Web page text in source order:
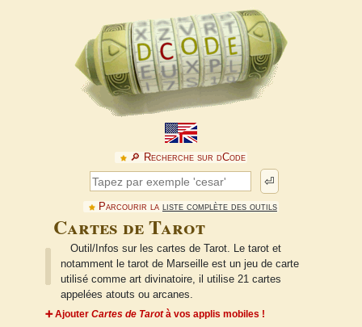
🔎︎ Recherche sur dCode
⏎
Parcourir la liste complète des outils
Cartes de Tarot
Outil/Infos sur les cartes de Tarot. Le tarot et
notamment le tarot de Marseille est un jeu de carte
utilisé comme art divinatoire, il utilise 21 cartes
appelées atouts ou arcanes.
➕ Ajouter Cartes de Tarotà vos applis mobiles !